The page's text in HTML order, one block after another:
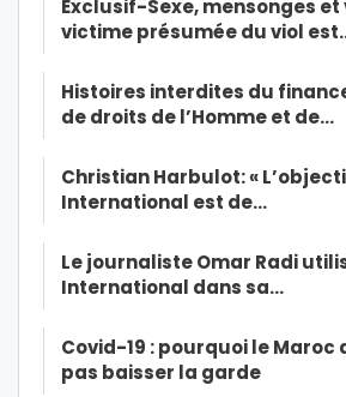
Exclusif-Sexe, mensonges et
victime présumée du viol
Histoires interdites du
de droits de l’Homme et de…
Christian Harbulot: «
International est de…
Le journaliste Omar Radi
International dans sa…
Covid-19 : pourquoi le Maroc
pas baisser la garde